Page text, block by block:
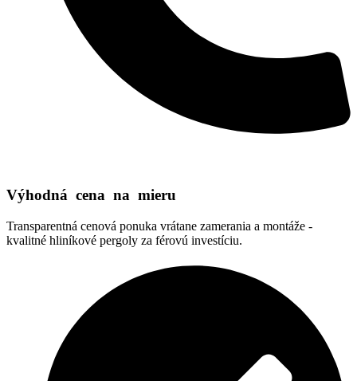
Výhodná cena na mieru
Transparentná cenová ponuka vrátane zamerania a montáže -
kvalitné hliníkové pergoly za férovú investíciu.